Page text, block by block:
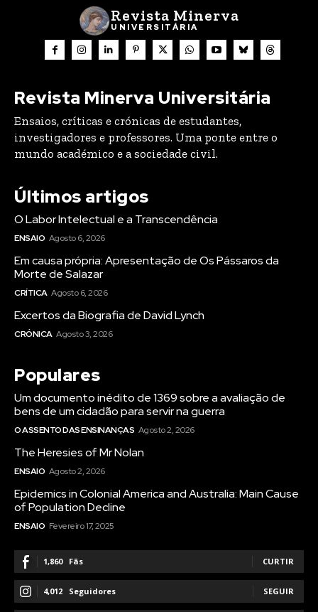
Revista Minerva
UNIVERSITÁRIA
Revista Minerva Universitária
Ensaios, críticas e crónicas de estudantes,
investigadores e professores. Uma ponte entre o
mundo académico e a sociedade civil.
Últimos artigos
O Labor Intelectual e a Transcendência
ENSAIO Agosto 6, 2026
Em causa própria: Apresentação de Os Pássaros da
Morte de Salazar
CRÍTICA Agosto 6, 2026
Excertos da Biografia de David Lynch
CRÓNICA Agosto 3, 2026
Populares
Um documento inédito de 1369 sobre a avaliação de
bens de um cidadão para servir na guerra
O ASSENTO DAS ENSINANÇAS Agosto 2, 2026
The Heresies of Mr Nolan
ENSAIO Agosto 2, 2026
Epidemics in Colonial America and Australia: Main Cause
of Population Decline
ENSAIO Fevereiro 17, 2025
1,860 Fãs CURTIR
4,012 Seguidores SEGUIR